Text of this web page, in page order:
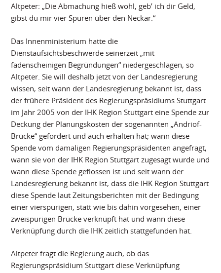
Altpeter: „Die Abmachung hieß wohl‚ geb’ ich dir Geld,
gibst du mir vier Spuren über den Neckar.“
Das Innenministerium hatte die
Dienstaufsichtsbeschwerde seinerzeit „mit
fadenscheinigen Begründungen“ niedergeschlagen, so
Altpeter. Sie will deshalb jetzt von der Landesregierung
wissen, seit wann der Landesregierung bekannt ist, dass
der frühere Präsident des Regierungspräsidiums Stuttgart
im Jahr 2005 von der IHK Region Stuttgart eine Spende zur
Deckung der Planungskosten der sogenannten „Andriof-
Brücke“ gefordert und auch erhalten hat; wann diese
Spende vom damaligen Regierungspräsidenten angefragt,
wann sie von der IHK Region Stuttgart zugesagt wurde und
wann diese Spende geflossen ist und seit wann der
Landesregierung bekannt ist, dass die IHK Region Stuttgart
diese Spende laut Zeitungsberichten mit der Bedingung
einer vierspurigen, statt wie bis dahin vorgesehen, einer
zweispurigen Brücke verknüpft hat und wann diese
Verknüpfung durch die IHK zeitlich stattgefunden hat.
Altpeter fragt die Regierung auch, ob das
Regierungspräsidium Stuttgart diese Verknüpfung